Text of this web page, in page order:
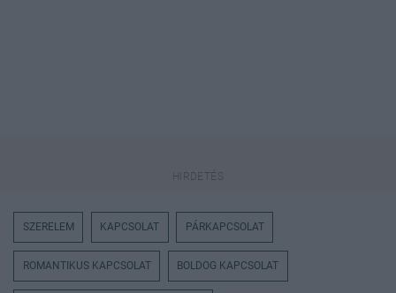
SZERELEM KAPCSOLAT PÁRKAPCSOLAT
ROMANTIKUS KAPCSOLAT BOLDOG KAPCSOLAT